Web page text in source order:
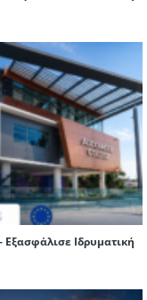
Εξασφάλισε Ιδρυματική